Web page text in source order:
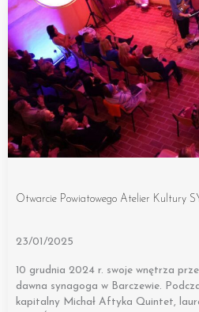
Otwarcie Powiatowego Atelier Kultury
23/01/2025
10 grudnia 2024 r. swoje wnętrza
dawna synagoga w Barczewie.
kapitalny Michał Aftyka Quintet,